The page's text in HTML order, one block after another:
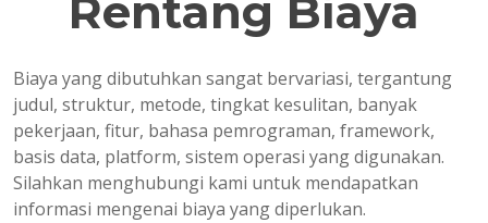
Rentang Biaya
Biaya yang dibutuhkan sangat bervariasi, tergantung
judul, struktur, metode, tingkat kesulitan, banyak
pekerjaan, fitur, bahasa pemrograman, framework,
basis data, platform, sistem operasi yang digunakan.
Silahkan menghubungi kami untuk mendapatkan
informasi mengenai biaya yang diperlukan.